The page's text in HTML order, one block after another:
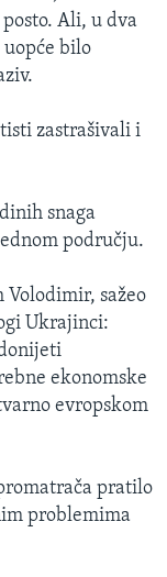
Ali, u dva
bilo
zastrašivali i
snaga
području.
Volodimir, sažeo
Ukrajinci:
ekonomske
evropskom
pratilo
problemima